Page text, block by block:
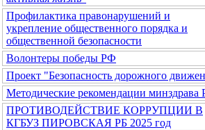
Профилактика правонарушений и
укрепление общественного порядка и
общественной безопасности
Волонтеры победы РФ
Проект "Безопасность дорожного
Методические рекомендации минздрава
ПРОТИВОДЕЙСТВИЕ КОРРУПЦИИ В
КГБУЗ ПИРОВСКАЯ РБ 2025 год